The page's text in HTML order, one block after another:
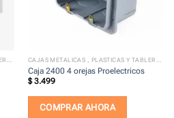
CAJAS METALICAS , PLASTICAS Y TABLEROS ELECTRICOS CAJAS METALICAS , PLASTICAS Y TABLEROS ELECTRICOS
Caja 2400 4 orejas Proelectricos
$3.499
COMPRAR AHORA